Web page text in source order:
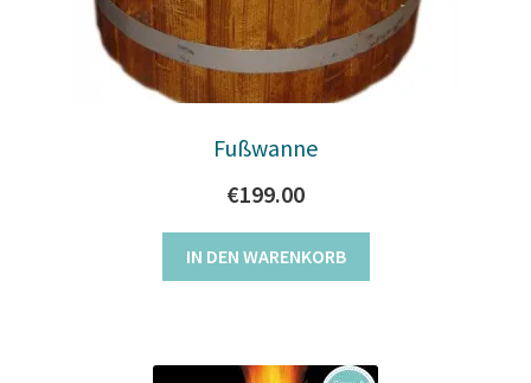
Fußwanne
€199.00
IN DEN WARENKORB